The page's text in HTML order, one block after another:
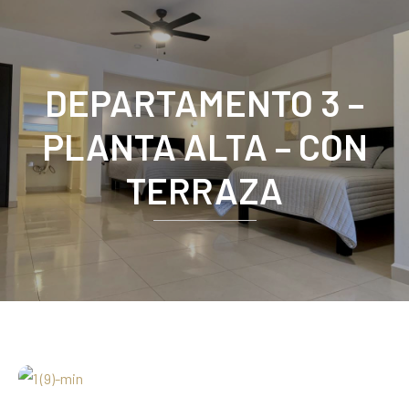
DEPARTAMENTO 3 –
PLANTA ALTA – CON
TERRAZA